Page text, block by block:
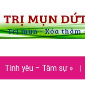
Tình yêu – Tâm sự »